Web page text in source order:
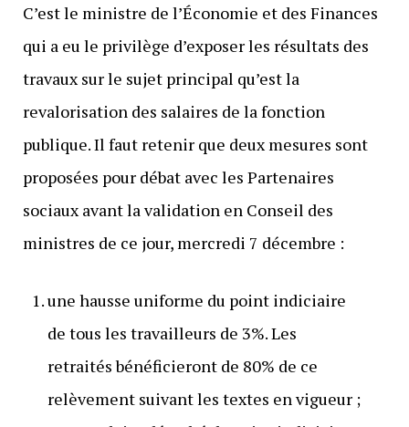
C’est le ministre de l’Économie et des Finances
qui a eu le privilège d’exposer les résultats des
travaux sur le sujet principal qu’est la
revalorisation des salaires de la fonction
publique. Il faut retenir que deux mesures sont
proposées pour débat avec les Partenaires
sociaux avant la validation en Conseil des
ministres de ce jour, mercredi 7 décembre :
une hausse uniforme du point indiciaire
de tous les travailleurs de 3%. Les
retraités bénéficieront de 80% de ce
relèvement suivant les textes en vigueur ;